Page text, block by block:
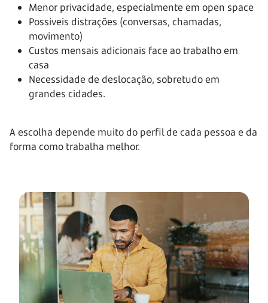
Menor privacidade, especialmente em open space
Possíveis distrações (conversas, chamadas,
movimento)
Custos mensais adicionais face ao trabalho em
casa
Necessidade de deslocação, sobretudo em
grandes cidades.
A escolha depende muito do perfil de cada pessoa e da
forma como trabalha melhor.